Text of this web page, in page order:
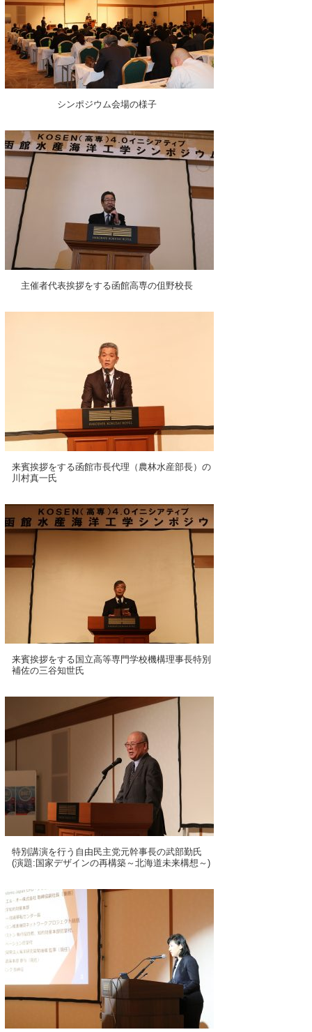
シンポジウム会場の様子
主催者代表挨拶をする函館高専の伹野校長
来賓挨拶をする函館市長代理（農林水産部長）の
川村真一氏
来賓挨拶をする国立高等専門学校機構理事長特別
補佐の三谷知世氏
特別講演を行う自由民主党元幹事長の武部勤氏
(演題:国家デザインの再構築～北海道未来構想～)